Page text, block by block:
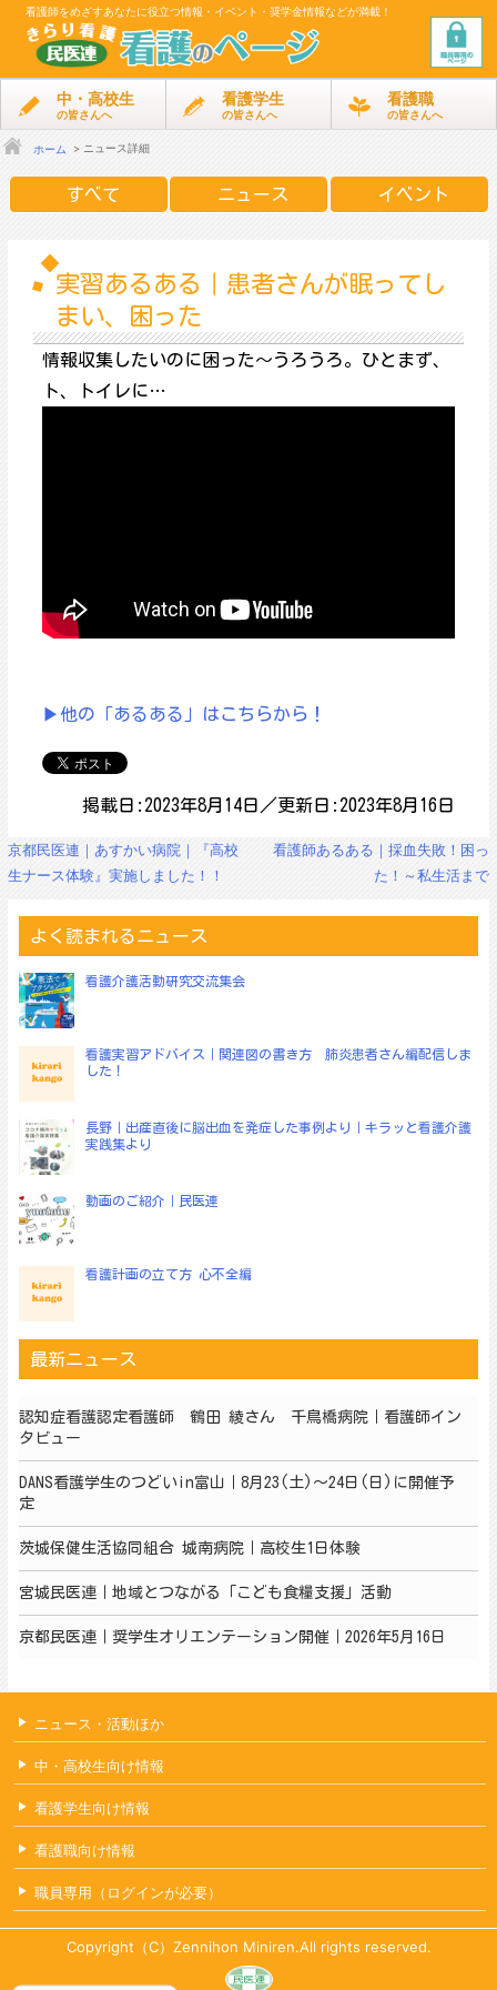
看護師をめざすあなたに役立つ情報・イベント・奨学金情報などが満載！
中・高校生
の皆さんへ
看護学生
の皆さんへ
看護職
の皆さんへ
ホーム ニュース詳細
すべて ニュース イベント
実習あるある｜患者さんが眠ってし
まい、困った
情報収集したいのに困った～うろうろ。ひとまず、
ト、トイレに…
▶他の「あるある」はこちらから！
掲載日:2023年8月14日／更新日:2023年8月16日
投
稿
ー
シ
ョ
ン
京都民医連｜あすかい病院｜『高校
生ナース体験』実施しました！！
看護師あるある｜採血失敗！困っ
た！～私生活まで
よく読まれるニュース
看護介護活動研究交流集会
看護実習アドバイス｜関連図の書き方 肺炎患者さん編配信しま
した！
長野｜出産直後に脳出血を発症した事例より｜キラッと看護介護
実践集より
動画のご紹介｜民医連
看護計画の立て方 心不全編
最新ニュース
認知症看護認定看護師 鶴田 綾さん 千鳥橋病院｜看護師イン
タビュー
DANS看護学生のつどいin富山｜8月23(土)～24日(日)に開催予
定
茨城保健生活協同組合 城南病院｜高校生1日体験
宮城民医連｜地域とつながる「こども食糧支援」活動
京都民医連｜奨学生オリエンテーション開催｜2026年5月16日
ニュース・活動ほか
中・高校生向け情報
看護学生向け情報
看護職向け情報
職員専用（ログインが必要）
Copyright（C）Zennihon Miniren.All rights reserved.